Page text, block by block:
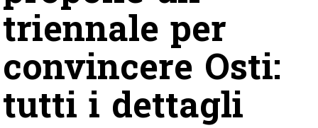
triennale per
convincere Osti:
tutti i dettagli